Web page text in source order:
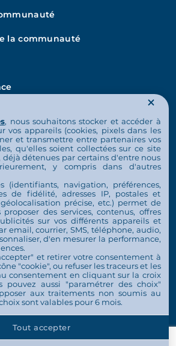
la communauté
légalesPolitique de confidentialité
Gestion des cookies
, nous souhaitons stocker et accéder à
vos appareils (cookies, pixels dans les
et transmettre entre partenaires vos
qu'elles soient collectées sur ce site
déjà détenues par certains d'entre nous
y compris dans d'autres
(identifiants, navigation, préférences,
de fidélité, adresses IP, postales et
précise, etc.) permet de
des services, contenus, offres
sur vos différents appareils et
email, courrier, SMS, téléphone, audio,
d'en mesurer la performance,
et retirer votre consentement à
"cookie", ou refuser les traceurs et les
consentement en cliquant sur la croix
pouvez aussi "paramétrer des choix"
aux traitements non soumis au
sont valables pour 6 mois.
Tout accepter